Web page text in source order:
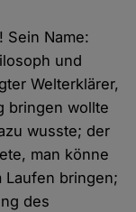
Sein Name:
und
Welterklärer,
bringen wollte
wusste; der
man könne
Laufen bringen;
des